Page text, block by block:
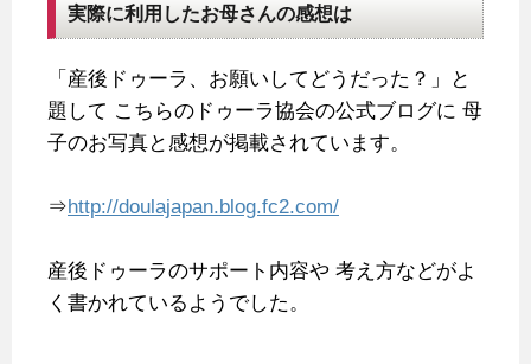
実際に利用したお母さんの感想は
「産後ドゥーラ、お願いしてどうだった？」と
題して こちらのドゥーラ協会の公式ブログに 母
子のお写真と感想が掲載されています。
⇒http://doulajapan.blog.fc2.com/
産後ドゥーラのサポート内容や 考え方などがよ
く書かれているようでした。